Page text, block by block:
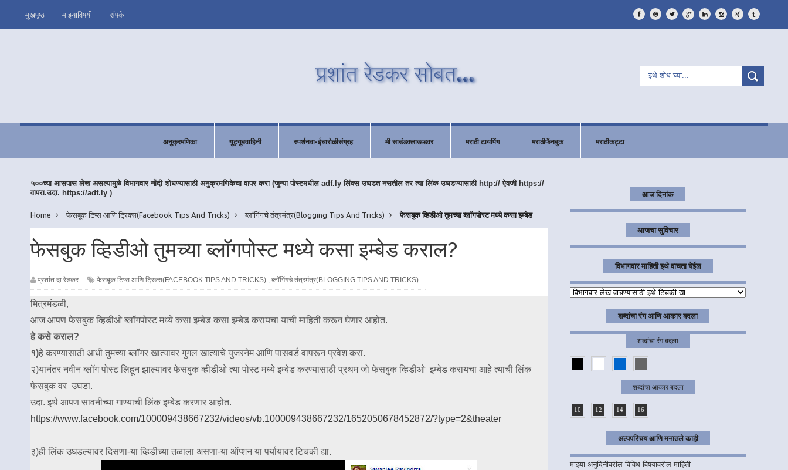
मुखपृष्ठ माझ्याविषयी संपर्क
अनुक्रमणिका युट्युबवाहिनी स्पर्शनवा-ईचारोळीसंग्रह मी साउंडक्लाऊडवर मराठी टायपिंग मराठीफॅनबुक मराठीकट्टा
५००च्या आसपास लेख असल्यामुळे विभागवार नोंदी शोधण्यासाठी अनुक्रमणिकेचा वापर करा (जुन्या पोस्टमधील adf.ly लिंक्स उघडत नसतील तर त्या लिंक उघडण्यासाठी http:// ऐवजी https://
वापरा.उदा. https://adf.ly )
Home फेसबूक टिप्स आणि ट्रिक्स(Facebook Tips And Tricks) ब्लॉगिंगचे तंत्रमंत्र(Blogging Tips And Tricks)
फेसबुक व्हिडीओ तुमच्या ब्लॉगपोस्ट मध्ये कसा इम्बेड
फेसबुक व्हिडीओ तुमच्या ब्लॉगपोस्ट मध्ये कसा इम्बेड कराल?
प्रशांत दा.रेडकर फेसबूक टिप्स आणि ट्रिक्स(FACEBOOK TIPS AND TRICKS) , ब्लॉगिंगचे तंत्रमंत्र(BLOGGING TIPS AND TRICKS)
मित्रमंडळी,
आज आपण फेसबुक व्हिडीओ ब्लॉगपोस्ट मध्ये कसा इम्बेड कसा इम्बेड करायचा याची माहिती करून घेणार आहोत.
हे कसे कराल?
१)हे करण्यासाठी आधी तुमच्या ब्लॉगर खात्यावर गुगल खात्याचे युजरनेम आणि पासवर्ड वापरून प्रवेश करा.
२)यानंतर नवीन ब्लॉग पोस्ट लिहून झाल्यावर फेसबुक व्हीडीओ त्या पोस्ट मध्ये इम्बेड करण्यासाठी प्रथम जो फेसबुक व्हिडीओ इम्बेड करायचा आहे त्याची लिंक
फेसबुक वर उघडा.
उदा. इथे आपण सावनीच्या गाण्याची लिंक इम्बेड करणार आहोत.
https://www.facebook.com/100009438667232/videos/vb.100009438667232/1652050678452872/?type=2&theater
३)ही लिंक उघडल्यावर दिसणा-या व्हिडीच्या तळाला असणा-या ऑप्शन या पर्यायावर टिचकी द्या.
आज दिनांक
आजचा सुविचार
विभागवार माहिती इथे वाचता येईल
शब्दांचा रंग आणि आकार बदला
शब्दांचा रंग बदला
black blue
शब्दांचा आकार बदला
10 12 14 16
अल्पपरिचय आणि मनातले काही
माझ्या अनुदिनीवरील विविध विषयावरील माहिती